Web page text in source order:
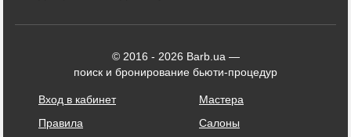
© 2016 - 2026 Barb.ua —
поиск и бронирование бьюти-процедур
Вход в кабинет
Правила
Мастера
Салоны